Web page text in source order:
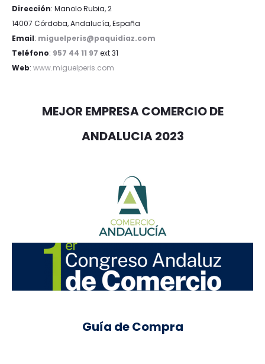
Dirección: Manolo Rubia, 2
14007 Córdoba, Andalucía, España
Email: miguelperis@paquidiaz.com
Teléfono: 957 44 11 97 ext 31
Web: www.miguelperis.com
MEJOR EMPRESA COMERCIO DE
ANDALUCIA 2023
Guía de Compra